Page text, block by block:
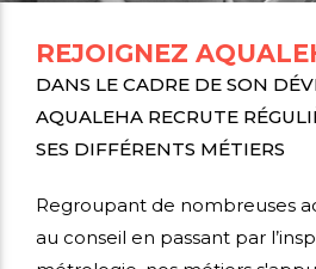
REJOIGNEZ
DANS LE CADRE DE SON
AQUALEHA RECRUTE
SES DIFFÉRENTS MÉTIERS
Regroupant de nombreuses
au conseil en passant par